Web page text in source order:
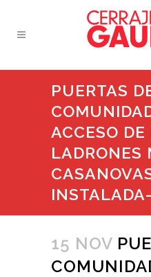
PUERTAS
ACCESO DE
LADRONES
15 NOV